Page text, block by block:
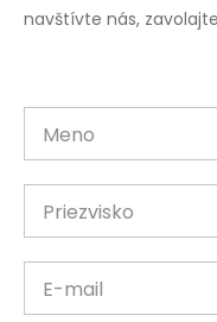
navštívte nás,
Meno
Priezvisko
E-mail